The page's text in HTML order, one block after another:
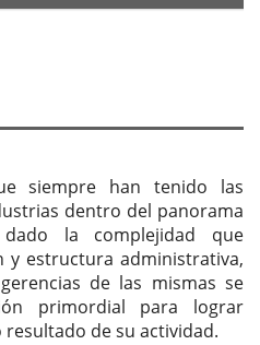
siempre han tenido las
dentro del panorama
la complejidad que
y estructura administrativa,
de las mismas se
primordial para lograr
de su actividad.